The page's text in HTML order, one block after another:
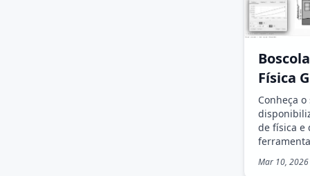
Física
Conheça
de física e
Roraima.
Mar 10, 2026